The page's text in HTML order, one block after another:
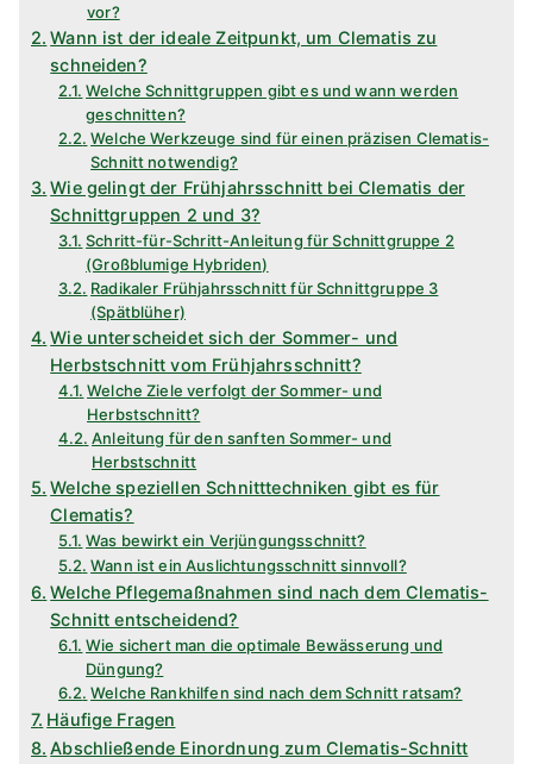
vor?
Wann ist der ideale Zeitpunkt, um Clematis zu
schneiden?
Welche Schnittgruppen gibt es und wann werden
geschnitten?
Welche Werkzeuge sind für einen präzisen Clematis-
Schnitt notwendig?
Wie gelingt der Frühjahrsschnitt bei Clematis der
Schnittgruppen 2 und 3?
Schritt-für-Schritt-Anleitung für Schnittgruppe 2
(Großblumige Hybriden)
Radikaler Frühjahrsschnitt für Schnittgruppe 3
(Spätblüher)
Wie unterscheidet sich der Sommer- und
Herbstschnitt vom Frühjahrsschnitt?
Welche Ziele verfolgt der Sommer- und
Herbstschnitt?
Anleitung für den sanften Sommer- und
Herbstschnitt
Welche speziellen Schnitttechniken gibt es für
Clematis?
Was bewirkt ein Verjüngungsschnitt?
Wann ist ein Auslichtungsschnitt sinnvoll?
Welche Pflegemaßnahmen sind nach dem Clematis-
Schnitt entscheidend?
Wie sichert man die optimale Bewässerung und
Düngung?
Welche Rankhilfen sind nach dem Schnitt ratsam?
Häufige Fragen
Abschließende Einordnung zum Clematis-Schnitt